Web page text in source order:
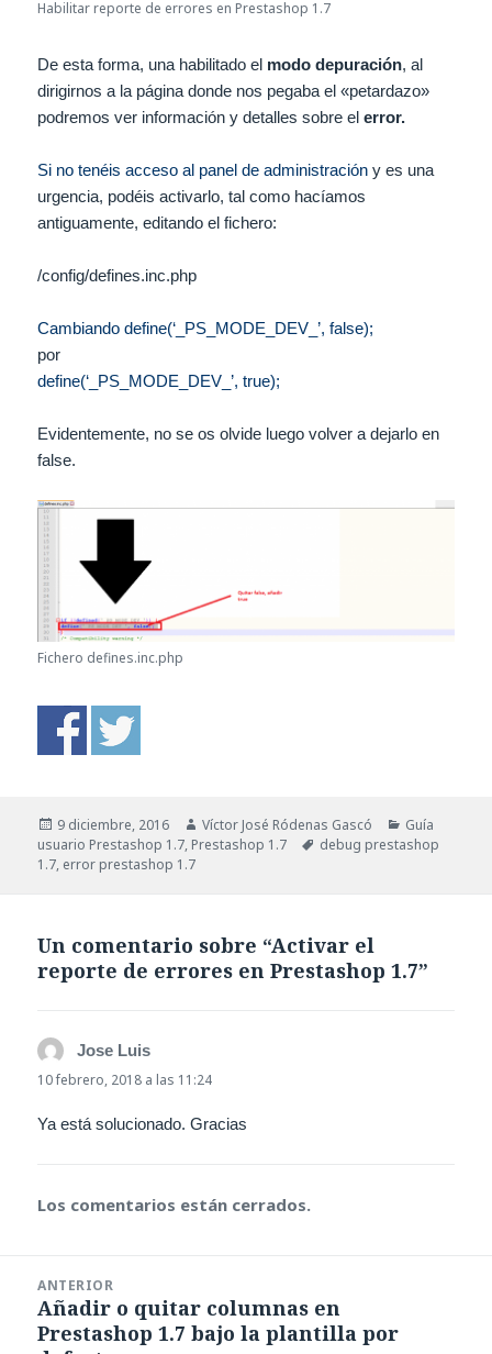
Habilitar reporte de errores en Prestashop 1.7
De esta forma, una habilitado el modo depuración, al
dirigirnos a la página donde nos pegaba el «petardazo»
podremos ver información y detalles sobre elerror.
Si no tenéis acceso al panel de administración y es una
urgencia, podéis activarlo, tal como hacíamos
antiguamente, editando el fichero:
/config/defines.inc.php
Cambiando define(‘_PS_MODE_DEV_’, false);
por
define(‘_PS_MODE_DEV_’, true);
Evidentemente, no se os olvide luego volver a dejarlo en
false.
Fichero defines.inc.php
Publicado
el
9 diciembre, 2016 Autor
Víctor José Ródenas Gascó Categorías
Guía
usuario Prestashop 1.7, Prestashop 1.7 Etiquetas
debug prestashop
1.7, error prestashop 1.7
Un comentario sobre “Activar el
reporte de errores en Prestashop 1.7”
Jose Luis
10 febrero, 2018 a las 11:24
Ya está solucionado. Gracias
Los comentarios están cerrados.
entradas
ANTERIOR
Entrada
anterior:
Añadir o quitar columnas en
Prestashop 1.7 bajo la plantilla por